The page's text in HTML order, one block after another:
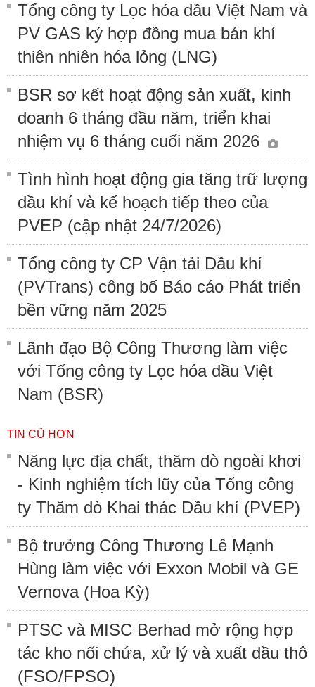
Tổng công ty Lọc hóa dầu Việt Nam và
PV GAS ký hợp đồng mua bán khí
thiên nhiên hóa lỏng (LNG)
BSR sơ kết hoạt động sản xuất, kinh
doanh 6 tháng đầu năm, triển khai
nhiệm vụ 6 tháng cuối năm 2026
Tình hình hoạt động gia tăng trữ lượng
dầu khí và kế hoạch tiếp theo của
PVEP (cập nhật 24/7/2026)
Tổng công ty CP Vận tải Dầu khí
(PVTrans) công bố Báo cáo Phát triển
bền vững năm 2025
Lãnh đạo Bộ Công Thương làm việc
với Tổng công ty Lọc hóa dầu Việt
Nam (BSR)
TIN CŨ HƠN
Năng lực địa chất, thăm dò ngoài khơi
- Kinh nghiệm tích lũy của Tổng công
ty Thăm dò Khai thác Dầu khí (PVEP)
Bộ trưởng Công Thương Lê Mạnh
Hùng làm việc với Exxon Mobil và GE
Vernova (Hoa Kỳ)
PTSC và MISC Berhad mở rộng hợp
tác kho nổi chứa, xử lý và xuất dầu thô
(FSO/FPSO)